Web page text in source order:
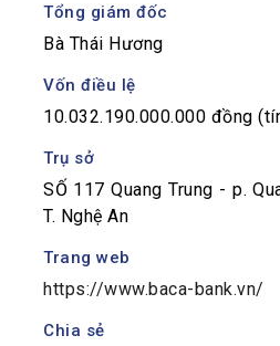
Tổng giám đốc
Bà Thái Hương
Vốn điều lệ
10.032.190.000.000 đồng
Trụ sở
SỐ 117 Quang Trung - p.
T. Nghệ An
Trang web
https://www.baca-bank.vn/
Chia sẻ